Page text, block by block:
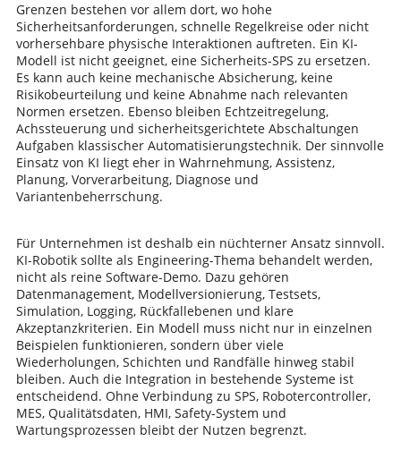
Grenzen bestehen vor allem dort, wo hohe
Sicherheitsanforderungen, schnelle Regelkreise oder nicht
vorhersehbare physische Interaktionen auftreten. Ein KI-
Modell ist nicht geeignet, eine Sicherheits-SPS zu ersetzen.
Es kann auch keine mechanische Absicherung, keine
Risikobeurteilung und keine Abnahme nach relevanten
Normen ersetzen. Ebenso bleiben Echtzeitregelung,
Achssteuerung und sicherheitsgerichtete Abschaltungen
Aufgaben klassischer Automatisierungstechnik. Der sinnvolle
Einsatz von KI liegt eher in Wahrnehmung, Assistenz,
Planung, Vorverarbeitung, Diagnose und
Variantenbeherrschung.
Für Unternehmen ist deshalb ein nüchterner Ansatz sinnvoll.
KI-Robotik sollte als Engineering-Thema behandelt werden,
nicht als reine Software-Demo. Dazu gehören
Datenmanagement, Modellversionierung, Testsets,
Simulation, Logging, Rückfallebenen und klare
Akzeptanzkriterien. Ein Modell muss nicht nur in einzelnen
Beispielen funktionieren, sondern über viele
Wiederholungen, Schichten und Randfälle hinweg stabil
bleiben. Auch die Integration in bestehende Systeme ist
entscheidend. Ohne Verbindung zu SPS, Robotercontroller,
MES, Qualitätsdaten, HMI, Safety-System und
Wartungsprozessen bleibt der Nutzen begrenzt.